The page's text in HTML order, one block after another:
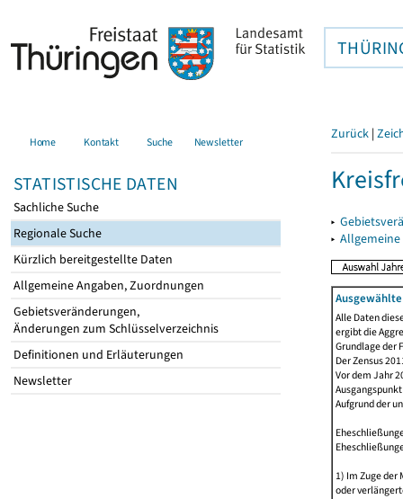
Home Kontakt Suche Newsletter
STATISTISCHE DATEN
Sachliche Suche
Regionale Suche
Kürzlich bereitgestellte Daten
Allgemeine Angaben, Zuordnungen
Gebietsveränderungen,
Änderungen zum Schlüsselverzeichnis
Definitionen und Erläuterungen
Newsletter
Zurück |
▸
▸
Alle Daten
ergibt die
Grundlage der
Der Zensus
Vor dem Jahr
Aufgrund der
1) Im Zuge
oder